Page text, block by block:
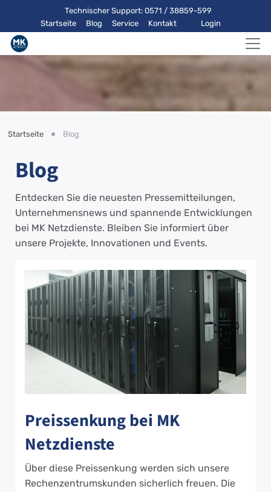
Technischer Support: 0571 / 38859-599
Startseite
Blog Service Kontakt Login
Startseite Blog
Blog
Entdecken Sie die neuesten Pressemitteilungen,
Unternehmensnews und spannende Entwicklungen
bei MK Netzdienste. Bleiben Sie informiert über
unsere Projekte, Innovationen und Events.
Preissenkung bei MK
Netzdienste
Über diese Preissenkung werden sich unsere
Rechenzentrumskunden sicherlich freuen. Die